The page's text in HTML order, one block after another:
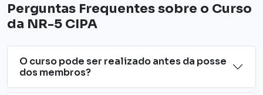
Perguntas Frequentes sobre o Curso
da NR-5 CIPA
O curso pode ser realizado antes da posse
dos membros?